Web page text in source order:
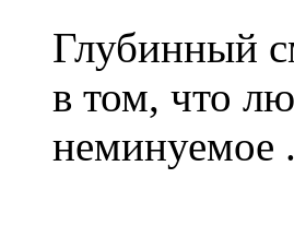
Глубинный
в том, что
неминуемое